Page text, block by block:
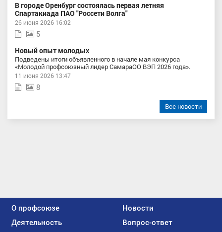
В городе Оренбург состоялась первая летняя
Спартакиада ПАО "Россети Волга"
26 июня 2026 16:02
5
Новый опыт молодых
Подведены итоги объявленного в начале мая конкурса
«Молодой профсоюзный лидер СамараОО ВЭП 2026 года».
11 июня 2026 13:47
8
Все новости
О профсоюзе
Новости
Деятельность
Вопрос-ответ